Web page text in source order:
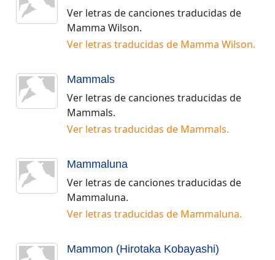
Ver letras de canciones traducidas de
Mamma Wilson.
Ver letras traducidas de Mamma Wilson.
Mammals
Ver letras de canciones traducidas de
Mammals.
Ver letras traducidas de Mammals.
Mammaluna
Ver letras de canciones traducidas de
Mammaluna.
Ver letras traducidas de Mammaluna.
Mammon (Hirotaka Kobayashi)